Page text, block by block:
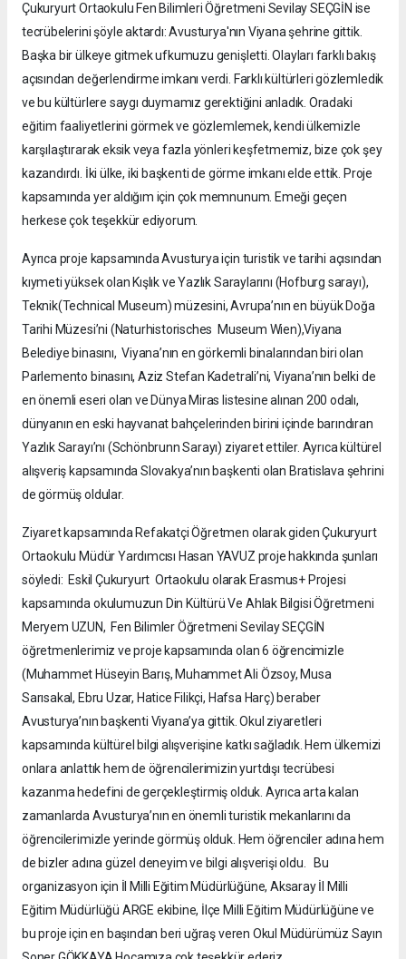
Çukuryurt Ortaokulu Fen Bilimleri Öğretmeni Sevilay SEÇGİN ise
tecrübelerini şöyle aktardı: Avusturya'nın Viyana şehrine gittik.
Başka bir ülkeye gitmek ufkumuzu genişletti. Olayları farklı bakış
açısından değerlendirme imkanı verdi. Farklı kültürleri gözlemledik
ve bu kültürlere saygı duymamız gerektiğini anladık. Oradaki
eğitim faaliyetlerini görmek ve gözlemlemek, kendi ülkemizle
karşılaştırarak eksik veya fazla yönleri keşfetmemiz, bize çok şey
kazandırdı. İki ülke, iki başkenti de görme imkanı elde ettik. Proje
kapsamında yer aldığım için çok memnunum. Emeği geçen
herkese çok teşekkür ediyorum.
Ayrıca proje kapsamında Avusturya için turistik ve tarihi açısından
kıymeti yüksek olan Kışlık ve Yazlık Saraylarını (Hofburg sarayı),
Teknik(Technical Museum) müzesini, Avrupa’nın en büyük Doğa
Tarihi Müzesi’ni (Naturhistorisches Museum Wien),Viyana
Belediye binasını, Viyana’nın en görkemli binalarından biri olan
Parlemento binasını, Aziz Stefan Kadetrali’ni, Viyana’nın belki de
en önemli eseri olan ve Dünya Miras listesine alınan 200 odalı,
dünyanın en eski hayvanat bahçelerinden birini içinde barındıran
Yazlık Sarayı’nı (Schönbrunn Sarayı) ziyaret ettiler. Ayrıca kültürel
alışveriş kapsamında Slovakya’nın başkenti olan Bratislava şehrini
de görmüş oldular.
Ziyaret kapsamında Refakatçi Öğretmen olarak giden Çukuryurt
Ortaokulu Müdür Yardımcısı Hasan YAVUZ proje hakkında şunları
söyledi: Eskil Çukuryurt Ortaokulu olarak Erasmus+ Projesi
kapsamında okulumuzun Din Kültürü Ve Ahlak Bilgisi Öğretmeni
Meryem UZUN, Fen Bilimler Öğretmeni Sevilay SEÇGİN
öğretmenlerimiz ve proje kapsamında olan 6 öğrencimizle
(Muhammet Hüseyin Barış, Muhammet Ali Özsoy, Musa
Sarısakal, Ebru Uzar, Hatice Filikçi, Hafsa Harç) beraber
Avusturya’nın başkenti Viyana’ya gittik. Okul ziyaretleri
kapsamında kültürel bilgi alışverişine katkı sağladık. Hem ülkemizi
onlara anlattık hem de öğrencilerimizin yurtdışı tecrübesi
kazanma hedefini de gerçekleştirmiş olduk. Ayrıca arta kalan
zamanlarda Avusturya’nın en önemli turistik mekanlarını da
öğrencilerimizle yerinde görmüş olduk. Hem öğrenciler adına hem
de bizler adına güzel deneyim ve bilgi alışverişi oldu. Bu
organizasyon için İl Milli Eğitim Müdürlüğüne, Aksaray İl Milli
Eğitim Müdürlüğü ARGE ekibine, İlçe Milli Eğitim Müdürlüğüne ve
bu proje için en başından beri uğraş veren Okul Müdürümüz Sayın